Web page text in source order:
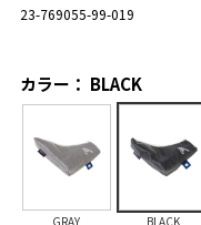
23-769055-99-019
カラー： BLACK
GRAY BLACK